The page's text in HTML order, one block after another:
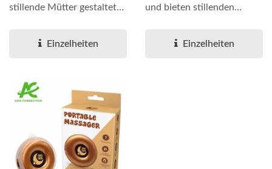
stillende Mütter gestaltet
Einzelheiten
und bieten stillenden
höchsten...Einzelheiten